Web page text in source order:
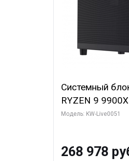
Системный
RYZEN 9
ОЗУ/ Gigabyte
Модель: KW-Live0051
268 978